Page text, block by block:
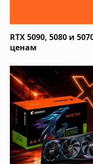
RTX 5090, 5080 и
ценам